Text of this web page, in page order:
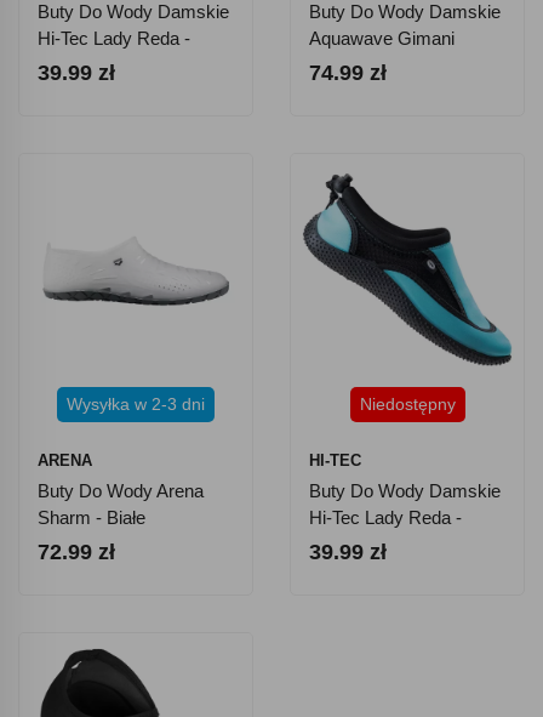
Buty Do Wody Damskie
Hi-Tec Lady Reda -
Różowe
39.99 zł
Buty Do Wody Damskie
Aquawave Gimani
WMNS - Błękitno-
74.99 zł
Wysyłka w 2-3 dni
ARENA
Buty Do Wody Arena
Sharm - Białe
72.99 zł
Niedostępny
HI-TEC
Buty Do Wody Damskie
Hi-Tec Lady Reda -
Błękitne
39.99 zł